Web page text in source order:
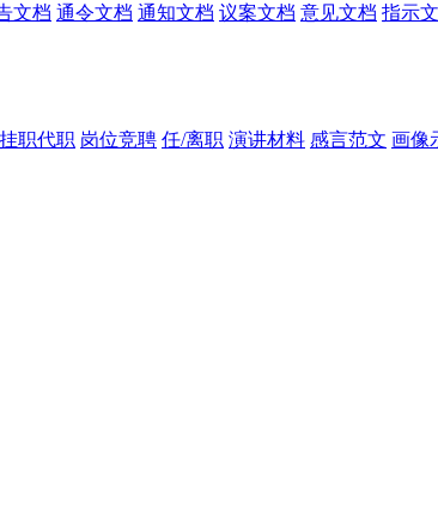
文档 通令文档 通知文档 议案文档 意见文档 指示
挂职代职 岗位竞聘 任/离职 演讲材料 感言范文 画像